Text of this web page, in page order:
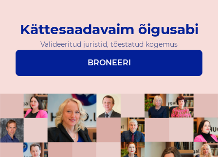
Kättesaadavaim õigusabi
Valideeritud juristid, tõestatud kogemus
BRONEERI